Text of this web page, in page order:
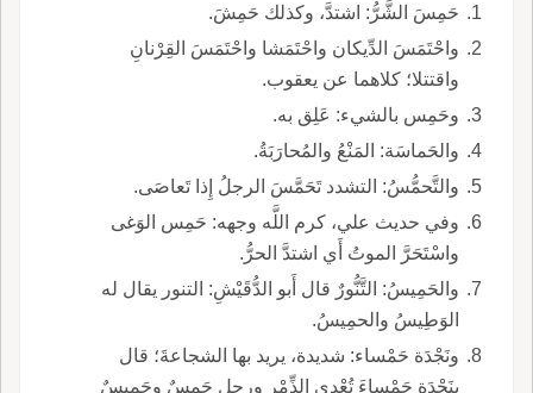
حَمِسَ الشَّرُّ: اشتدَّ، وكذلك حَمِشَ.
واحْتَمَسَ الدِّيكان واحْتَمَشا واحْتَمَسَ القِرْنانِ
واقتتلا؛ كلاهما عن يعقوب.
وحَمِس بالشيء: عَلِق به.
والحَماسَة: المَنْعُ والمُحارَبَةُ.
والتَّحمُّسُ: التشدد تَحَمَّسَ الرجلُ إِذا تَعاصَى.
وفي حديث علي، كرم اللَّه وجهه: حَمِس الوَغى
واسْتَحَرَّ الموتُ أَي اشتدَّ الحرُّ.
والحَمِيسُ: التَّنُّورٌ قال أَبو الدُّقَيْشِ: التنور يقال له
الوَطِيسُ والحمِيسُ.
ونَجْدَة حَمْساء: شديدة، يريد بها الشجاعةَ؛ قال
بِنَجْدَةٍ حَمْساءَ تُعْدِي الذِّمْر ورجل حَمِسٌ وحَمِيسٌ